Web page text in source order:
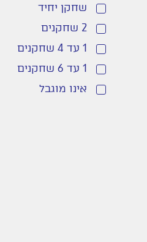
הרכבה
חצר וספורט
מתקני חצר
בימבות
ג'מבורי
שחקן יחיד
2 שחקנים
1 עד 4 שחקנים
1 עד 6 שחקנים
אינו מוגבל